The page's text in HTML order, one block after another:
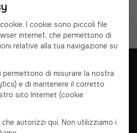
Termini e condizioni
I cookie sono piccoli file
internet, che permettono di
relative alla tua navigazione su
di misurare la nostra
e di mantenere il corretto
sito Internet (cookie
autorizzi qui. Non utilizziamo i